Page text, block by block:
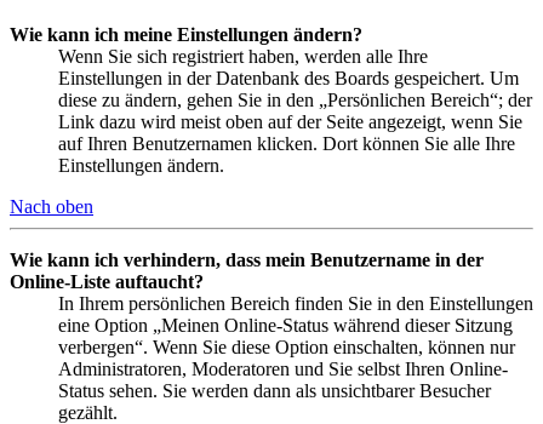
Wie kann ich meine Einstellungen ändern?
Wenn Sie sich registriert haben, werden alle Ihre
Einstellungen in der Datenbank des Boards gespeichert. Um
diese zu ändern, gehen Sie in den „Persönlichen Bereich“; der
Link dazu wird meist oben auf der Seite angezeigt, wenn Sie
auf Ihren Benutzernamen klicken. Dort können Sie alle Ihre
Einstellungen ändern.
Nach oben
Wie kann ich verhindern, dass mein Benutzername in der
Online-Liste auftaucht?
In Ihrem persönlichen Bereich finden Sie in den Einstellungen
eine Option „Meinen Online-Status während dieser Sitzung
verbergen“. Wenn Sie diese Option einschalten, können nur
Administratoren, Moderatoren und Sie selbst Ihren Online-
Status sehen. Sie werden dann als unsichtbarer Besucher
gezählt.